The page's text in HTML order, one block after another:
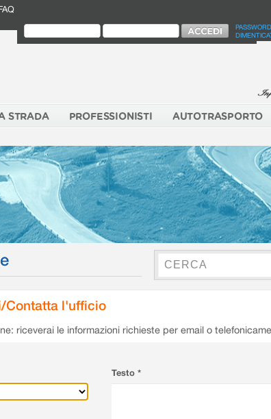
PASSWORD
STRADA PROFESSIONISTI AUTOTRASPORTO
Contatta l'ufficio
riceverai le informazioni richieste per email o
Testo *